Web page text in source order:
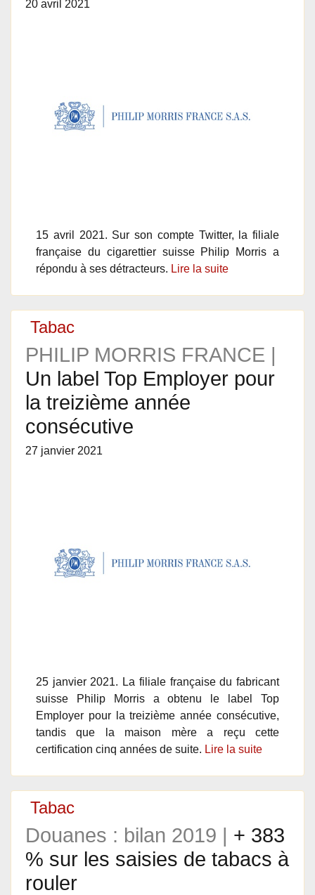
20 avril 2021
15 avril 2021. Sur son compte Twitter, la filiale
française du cigarettier suisse Philip Morris a
répondu à ses détracteurs. Lire la suite
Tabac
PHILIP MORRIS FRANCE |
Un label Top Employer pour
la treizième année
consécutive
27 janvier 2021
25 janvier 2021. La filiale française du fabricant
suisse Philip Morris a obtenu le label Top
Employer pour la treizième année consécutive,
tandis que la maison mère a reçu cette
certification cinq années de suite. Lire la suite
Tabac
Douanes : bilan 2019 | + 383
% sur les saisies de tabacs à
rouler